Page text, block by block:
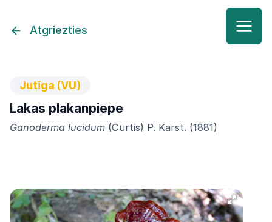
Atgriezties
Jutīga (VU)
Lakas plakanpiepe
Ganoderma lucidum (Curtis) P. Karst. (1881)